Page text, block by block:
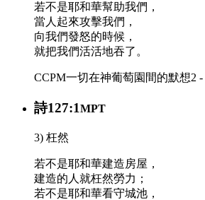
若不是耶和華幫助我們，
當人起來攻擊我們，
向我們發怒的時候，
就把我們活活地吞了。
CCPM一切在神葡萄園間的默想2
詩127:1MPT
3) 枉然
若不是耶和華建造房屋，
建造的人就枉然勞力；
若不是耶和華看守城池，